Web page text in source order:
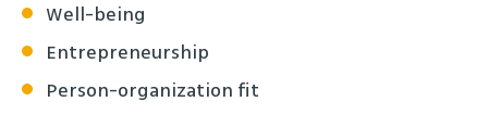
Well-being
Entrepreneurship
Person-organization fit